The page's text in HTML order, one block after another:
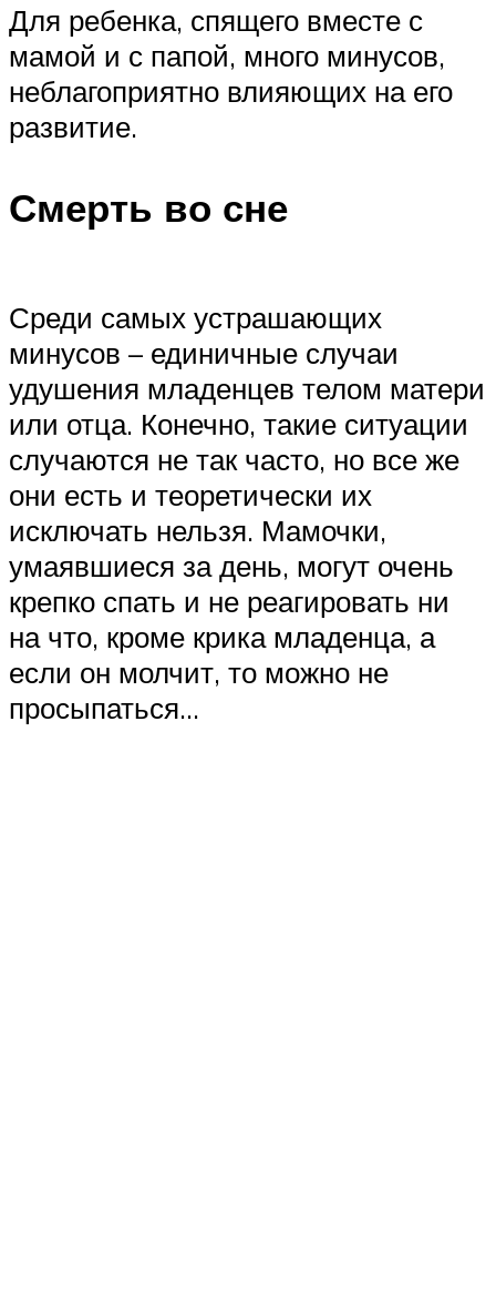
Для ребенка, спящего вместе с
мамой и с папой, много минусов,
неблагоприятно влияющих на его
развитие.
Смерть во сне
Среди самых устрашающих
минусов – единичные случаи
удушения младенцев телом матери
или отца. Конечно, такие ситуации
случаются не так часто, но все же
они есть и теоретически их
исключать нельзя. Мамочки,
умаявшиеся за день, могут очень
крепко спать и не реагировать ни
на что, кроме крика младенца, а
если он молчит, то можно не
просыпаться…